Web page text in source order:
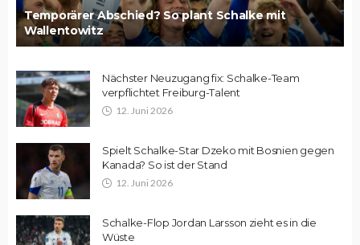
Temporärer Abschied? So plant Schalke mit
Wallentowitz
Nächster Neuzugang fix: Schalke-Team
verpflichtet Freiburg-Talent
12. Juni 2026
Spielt Schalke-Star Dzeko mit Bosnien gegen
Kanada? So ist der Stand
12. Juni 2026
Schalke-Flop Jordan Larsson zieht es in die
Wüste